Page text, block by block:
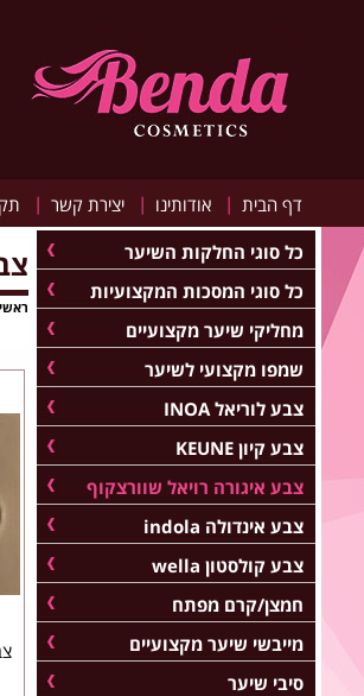
דף הבית | אודותינו | יצירת קשר |
ראשי
כל סוגי החלקות השיער
כל סוגי המסכות המקצועיות
מחליקי שיער מקצועיים
שמפו מקצועי לשיער
צבע לוריאל INOA
צבע קיון KEUNE
צבע איגורה רויאל שוורצקוף
צבע אינדולה indola
צבע קולסטון wella
חמצן/קרם מפתח
מייבשי שיער מקצועיים
סיבי שיער